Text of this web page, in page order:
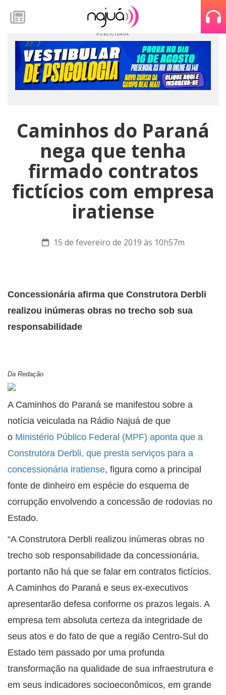
Caminhos do Paraná
nega que tenha
firmado contratos
fictícios com empresa
iratiense
15 de fevereiro de 2019 às 10h57m
Concessionária afirma que Construtora Derbli
realizou inúmeras obras no trecho sob sua
responsabilidade
Da Redação
A Caminhos do Paraná se manifestou sobre a
notícia veiculada na Rádio Najuá de que
o Ministério Público Federal (MPF) aponta que a
Construtora Derbli, que presta serviços para a
concessionária iratiense, figura como a principal
fonte de dinheiro em espécie do esquema de
corrupção envolvendo a concessão de rodovias no
Estado.
“A Construtora Derbli realizou inúmeras obras no
trecho sob responsabilidade da concessionária,
portanto não há que se falar em contratos fictícios.
A Caminhos do Paraná e seus ex-executivos
apresentarão defesa conforme os prazos legais. A
empresa tem absoluta certeza da integridade de
seus atos e do fato de que a região Centro-Sul do
Estado tem passado por uma profunda
transformação na qualidade de sua infraestrutura e
em seus indicadores socioeconômicos, em grande